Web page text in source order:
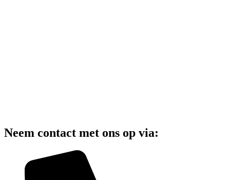
Neem contact met ons op via: